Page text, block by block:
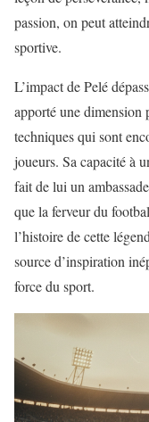
passion, on peut
sportive.
L’impact de Pelé
apporté une dimension
techniques qui sont
joueurs. Sa capacité à
fait de lui un
que la ferveur du
l’histoire de cette
source d’inspiration
force du sport.